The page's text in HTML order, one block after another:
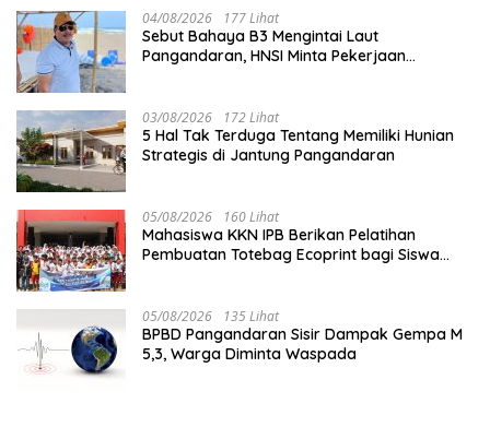
04/08/2026 177 Lihat
Sebut Bahaya B3 Mengintai Laut
Pangandaran, HNSI Minta Pekerjaan
03/08/2026 172 Lihat
5 Hal Tak Terduga Tentang Memiliki Hunian
Strategis di Jantung Pangandaran
05/08/2026 160 Lihat
Mahasiswa KKN IPB Berikan Pelatihan
Pembuatan Totebag Ecoprint bagi Siswa
05/08/2026 135 Lihat
BPBD Pangandaran Sisir Dampak Gempa M
5,3, Warga Diminta Waspada